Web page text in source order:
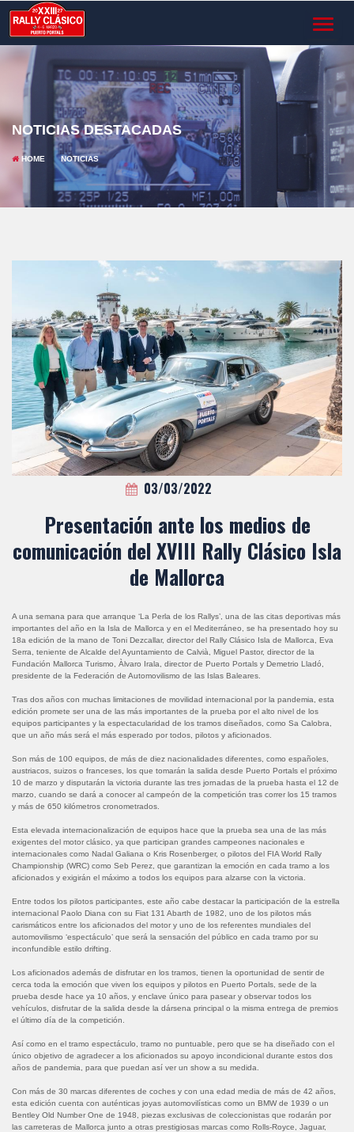
NOTICIAS DESTACADAS
HOME NOTICIAS
03/03/2022
Presentación ante los medios de
comunicación del XVIII Rally Clásico Isla
de Mallorca
A una semana para que arranque ‘La Perla de los Rallys’, una de las citas deportivas más
importantes del año en la Isla de Mallorca y en el Mediterráneo, se ha presentado hoy su
18a edición de la mano de Toni Dezcallar, director del Rally Clásico Isla de Mallorca, Eva
Serra, teniente de Alcalde del Ayuntamiento de Calvià, Miguel Pastor, director de la
Fundación Mallorca Turismo, Àlvaro Irala, director de Puerto Portals y Demetrio Lladó,
presidente de la Federación de Automovilismo de las Islas Baleares.
Tras dos años con muchas limitaciones de movilidad internacional por la pandemia, esta
edición promete ser una de las más importantes de la prueba por el alto nivel de los
equipos participantes y la espectacularidad de los tramos diseñados, como Sa Calobra,
que un año más será el más esperado por todos, pilotos y aficionados.
Son más de 100 equipos, de más de diez nacionalidades diferentes, como españoles,
austriacos, suizos o franceses, los que tomarán la salida desde Puerto Portals el próximo
10 de marzo y disputarán la victoria durante las tres jornadas de la prueba hasta el 12 de
marzo, cuando se dará a conocer al campeón de la competición tras correr los 15 tramos
y más de 650 kilómetros cronometrados.
Esta elevada internacionalización de equipos hace que la prueba sea una de las más
exigentes del motor clásico, ya que participan grandes campeones nacionales e
internacionales como Nadal Galiana o Kris Rosenberger, o pilotos del FIA World Rally
Championship (WRC) como Seb Perez, que garantizan la emoción en cada tramo a los
aficionados y exigirán el máximo a todos los equipos para alzarse con la victoria.
Entre todos los pilotos participantes, este año cabe destacar la participación de la estrella
internacional Paolo Diana con su Fiat 131 Abarth de 1982, uno de los pilotos más
carismáticos entre los aficionados del motor y uno de los referentes mundiales del
automovilismo ‘espectáculo’ que será la sensación del público en cada tramo por su
inconfundible estilo drifting.
Los aficionados además de disfrutar en los tramos, tienen la oportunidad de sentir de
cerca toda la emoción que viven los equipos y pilotos en Puerto Portals, sede de la
prueba desde hace ya 10 años, y enclave único para pasear y observar todos los
vehículos, disfrutar de la salida desde la dársena principal o la misma entrega de premios
el último día de la competición.
Así como en el tramo espectáculo, tramo no puntuable, pero que se ha diseñado con el
único objetivo de agradecer a los aficionados su apoyo incondicional durante estos dos
años de pandemia, para que puedan así ver un show a su medida.
Con más de 30 marcas diferentes de coches y con una edad media de más de 42 años,
esta edición cuenta con auténticas joyas automovilísticas como un BMW de 1939 o un
Bentley Old Number One de 1948, piezas exclusivas de coleccionistas que rodarán por
las carreteras de Mallorca junto a otras prestigiosas marcas como Rolls-Royce, Jaguar,